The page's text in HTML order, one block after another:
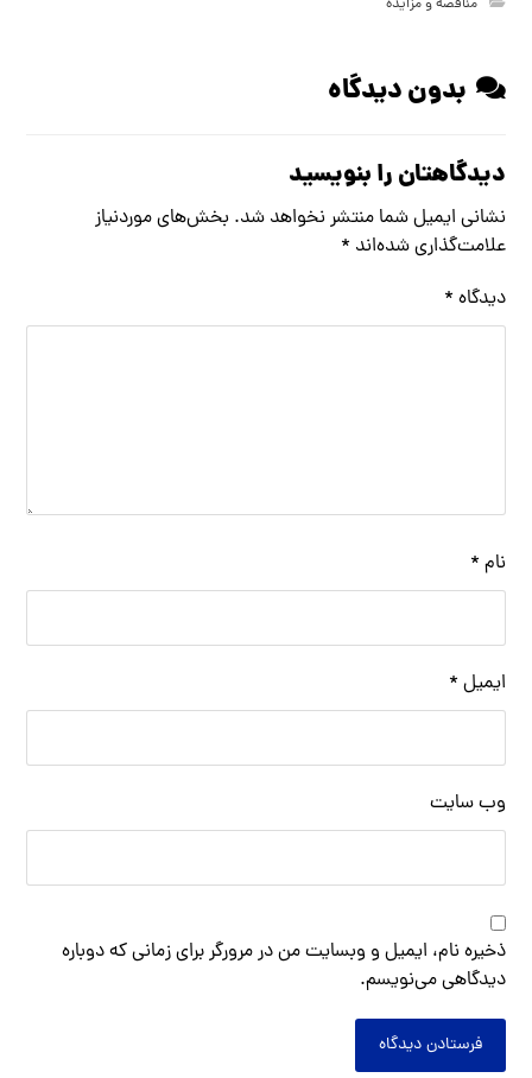
مناقصه و مزایده
بدون دیدگاه
دیدگاهتان را بنویسید
نشانی ایمیل شما منتشر نخواهد شد. بخش‌های موردنیاز
علامت‌گذاری شده‌اند *
دیدگاه *
نام *
ایمیل *
وب‌ سایت
ذخیره نام، ایمیل و وبسایت من در مرورگر برای زمانی که دوباره
دیدگاهی می‌نویسم.
فرستادن دیدگاه